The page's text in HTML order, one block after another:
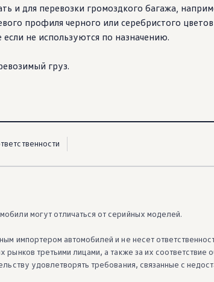
и для перевозки громоздкого багажа,
профиля черного или серебристого
если не используются по назначению.
груз.
могут отличаться от серийных моделей.
импортером автомобилей и не несет
третьими лицами, а также за их соответствие
удовлетворять требования, связанные с